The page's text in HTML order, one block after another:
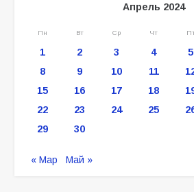
Апрель 2024
Пн Вт Ср Чт
1 2 3 4 5
8
9 10 11
15
16 17 18
22
23 24 25
29
30
« Мар Май »